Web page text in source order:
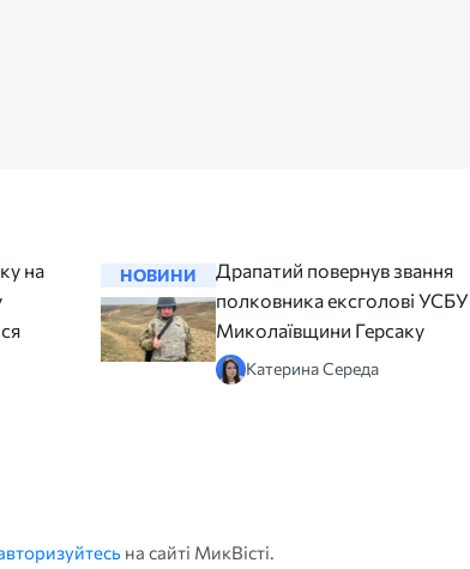
на
НОВИНИ
Драпатий повернув звання
полковника ексголові УСБУ
Миколаївщини Герсаку
Катерина Середа
на сайті МикВісті.